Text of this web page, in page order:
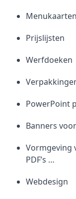
Menukaarten
Prijslijsten
Werfdoeken
PowerPoint
Banners
Vormgeving
PDF’s …
Webdesign